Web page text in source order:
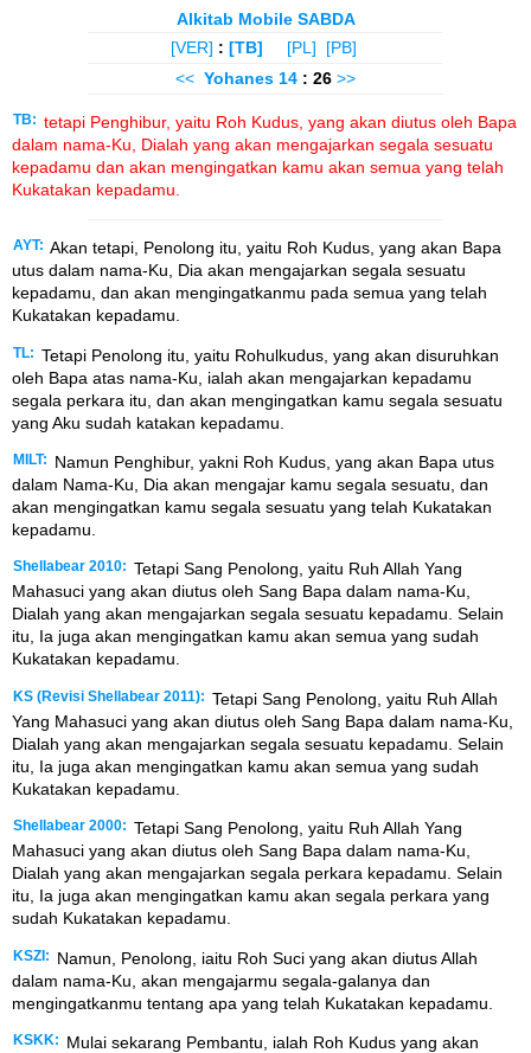
Alkitab Mobile SABDA
[VER] : [TB] [PL]
[PB]
<< Yohanes 14 : 26 >>
TB: tetapi Penghibur, yaitu Roh Kudus, yang akan diutus oleh Bapa
dalam nama-Ku, Dialah yang akan mengajarkan segala sesuatu
kepadamu dan akan mengingatkan kamu akan semua yang telah
Kukatakan kepadamu.
AYT: Akan tetapi, Penolong itu, yaitu Roh Kudus, yang akan Bapa
utus dalam nama-Ku, Dia akan mengajarkan segala sesuatu
kepadamu, dan akan mengingatkanmu pada semua yang telah
Kukatakan kepadamu.
TL: Tetapi Penolong itu, yaitu Rohulkudus, yang akan disuruhkan
oleh Bapa atas nama-Ku, ialah akan mengajarkan kepadamu
segala perkara itu, dan akan mengingatkan kamu segala sesuatu
yang Aku sudah katakan kepadamu.
MILT:
Namun Penghibur, yakni Roh Kudus, yang akan Bapa utus
dalam Nama-Ku, Dia akan mengajar kamu segala sesuatu, dan
akan mengingatkan kamu segala sesuatu yang telah Kukatakan
kepadamu.
Shellabear 2010: Tetapi Sang Penolong, yaitu Ruh Allah Yang
Mahasuci yang akan diutus oleh Sang Bapa dalam nama-Ku,
Dialah yang akan mengajarkan segala sesuatu kepadamu. Selain
itu, Ia juga akan mengingatkan kamu akan semua yang sudah
Kukatakan kepadamu.
KS (Revisi Shellabear 2011): Tetapi Sang Penolong, yaitu Ruh Allah
Yang Mahasuci yang akan diutus oleh Sang Bapa dalam nama-Ku,
Dialah yang akan mengajarkan segala sesuatu kepadamu. Selain
itu, Ia juga akan mengingatkan kamu akan semua yang sudah
Kukatakan kepadamu.
Shellabear 2000: Tetapi Sang Penolong, yaitu Ruh Allah Yang
Mahasuci yang akan diutus oleh Sang Bapa dalam nama-Ku,
Dialah yang akan mengajarkan segala perkara kepadamu. Selain
itu, Ia juga akan mengingatkan kamu akan segala perkara yang
sudah Kukatakan kepadamu.
KSZI:
Namun, Penolong, iaitu Roh Suci yang akan diutus Allah
dalam nama-Ku, akan mengajarmu segala-galanya dan
mengingatkanmu tentang apa yang telah Kukatakan kepadamu.
KSKK:
Mulai sekarang Pembantu, ialah Roh Kudus yang akan